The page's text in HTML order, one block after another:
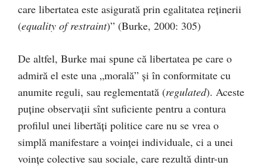
care libertatea este asigurată prin egalitatea reţinerii
(equality of restraint)” (Burke, 2000: 305)
De altfel, Burke mai spune că libertatea pe care o
admiră el este una „morală” şi în conformitate cu
anumite reguli, sau reglementată (regulated). Aceste
puţine observaţii sînt suficiente pentru a contura
profilul unei libertăţi politice care nu se vrea o
simplă manifestare a voinţei individuale, ci a unei
voinţe colective sau sociale, care rezultă dintr-un